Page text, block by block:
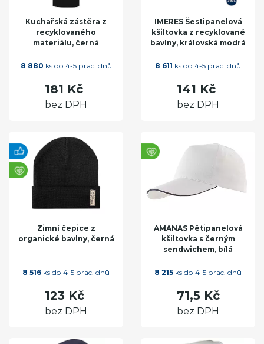
Kuchařská zástěra z
recyklovaného
materiálu, černá
8 880 ks do 4-5 prac. dnů
181 Kč
bez DPH
IMERES Šestipanelová
kšiltovka z recyklované
bavlny, královská modrá
8 611 ks do 4-5 prac. dnů
141 Kč
bez DPH
Zimní čepice z
organické bavlny, černá
8 516 ks do 4-5 prac. dnů
123 Kč
bez DPH
AMANAS Pětipanelová
kšiltovka s černým
sendwichem, bílá
8 215 ks do 4-5 prac. dnů
71,5 Kč
bez DPH